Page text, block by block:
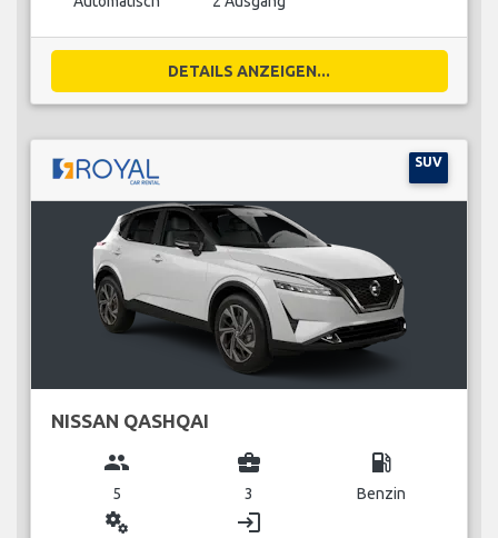
DETAILS ANZEIGEN...
SUV
NISSAN QASHQAI
group
5
business_center
3
local_gas_station
Benzin
miscellaneous_services login